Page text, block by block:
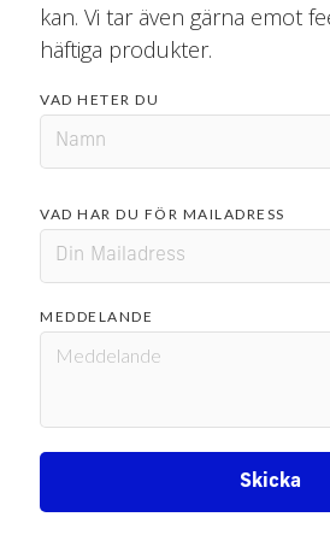
kan. Vi tar även gärna emot
häftiga produkter.
VAD HETER DU
VAD HAR DU FÖR MAILADRESS
MEDDELANDE